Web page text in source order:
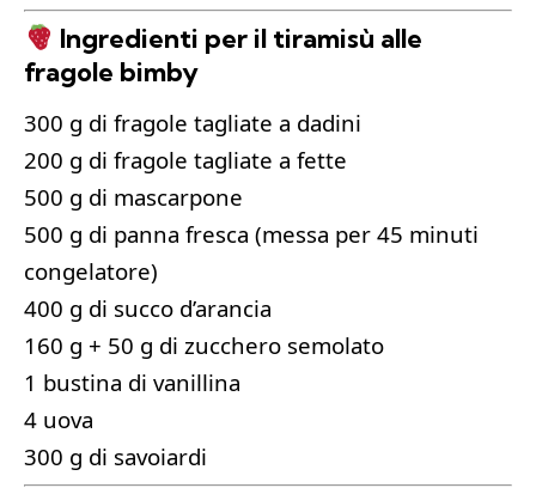
Ingredienti per il tiramisù alle
fragole bimby
300 g di fragole tagliate a dadini
200 g di fragole tagliate a fette
500 g di mascarpone
500 g di panna fresca (messa per 45 minuti
congelatore)
400 g di succo d’arancia
160 g + 50 g di zucchero semolato
1 bustina di vanillina
4 uova
300 g di savoiardi